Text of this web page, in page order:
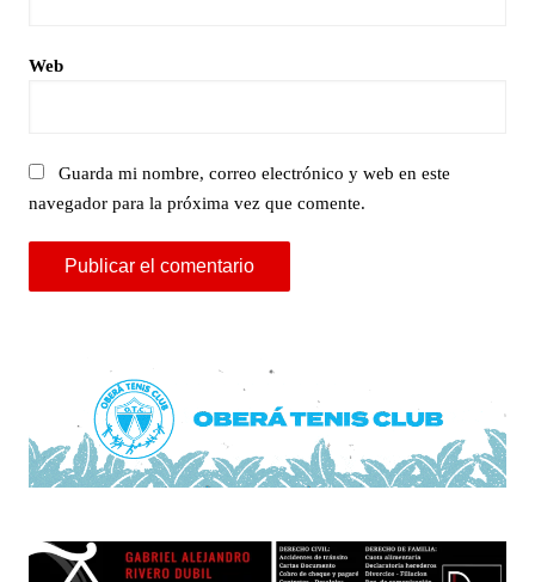
Web
Guarda mi nombre, correo electrónico y web en este
navegador para la próxima vez que comente.